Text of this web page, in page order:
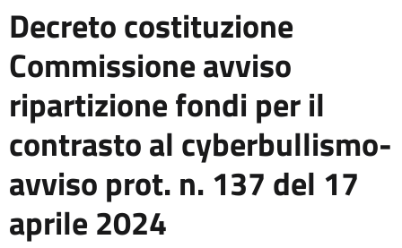
Decreto costituzione
Commissione avviso
ripartizione fondi per il
contrasto al cyberbullismo-
avviso prot. n. 137 del 17
aprile 2024